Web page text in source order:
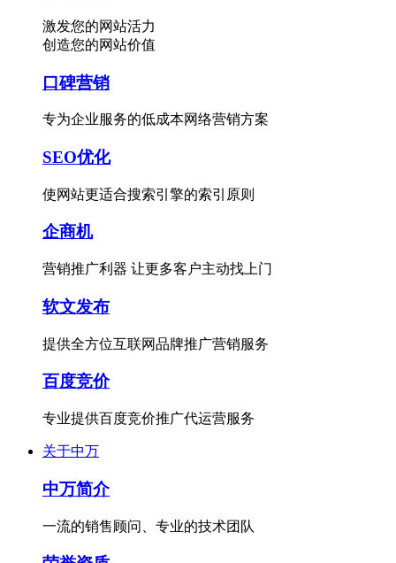
激发您的网站活力
创造您的网站价值
口碑营销
专为企业服务的低成本网络营销方案
SEO优化
使网站更适合搜索引擎的索引原则
企商机
营销推广利器 让更多客户主动找上门
软文发布
提供全方位互联网品牌推广营销服务
百度竞价
专业提供百度竞价推广代运营服务
关于中万
中万简介
一流的销售顾问、专业的技术团队